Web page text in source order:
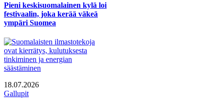
Pieni keskisuomalainen kylä loi
festivaalin, joka kerää väkeä
ympäri Suomea
18.07.2026
Gallupit